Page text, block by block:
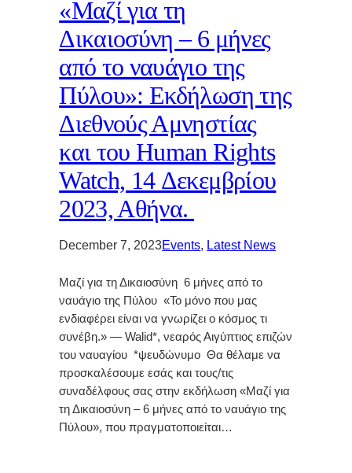
«Μαζί για τη
Δικαιοσύνη – 6 μήνες
από το ναυάγιο της
Πύλου»: Εκδήλωση της
Διεθνούς Αμνηστίας
και του Human Rights
Watch, 14 Δεκεμβρίου
2023, Αθήνα.
December 7, 2023Events, Latest News
Μαζί για τη Δικαιοσύνη 6 μήνες από το
ναυάγιο της Πύλου «Το μόνο που μας
ενδιαφέρει είναι να γνωρίζει ο κόσμος τι
συνέβη.» — Walid*, νεαρός Αιγύπτιος επιζών
του ναυαγίου *ψευδώνυμο Θα θέλαμε να
προσκαλέσουμε εσάς και τους/τις
συναδέλφους σας στην εκδήλωση «Μαζί για
τη Δικαιοσύνη – 6 μήνες από το ναυάγιο της
Πύλου», που πραγματοποιείται…